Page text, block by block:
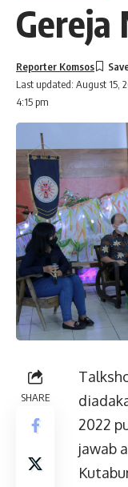
Gereja
Last updated: August 15,
4:15 pm
Reporter Komsos
SHARE
2022
jawab